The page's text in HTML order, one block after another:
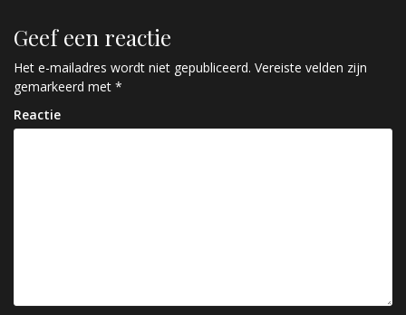
i
c
h
t
Geef een reactie
Het e-mailadres wordt niet gepubliceerd. Vereiste velden zijn
gemarkeerd met *
Reactie